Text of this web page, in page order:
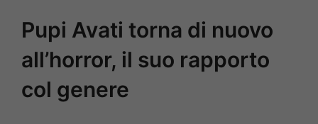
Pupi Avati torna di nuovo
all’horror, il suo rapporto
col genere